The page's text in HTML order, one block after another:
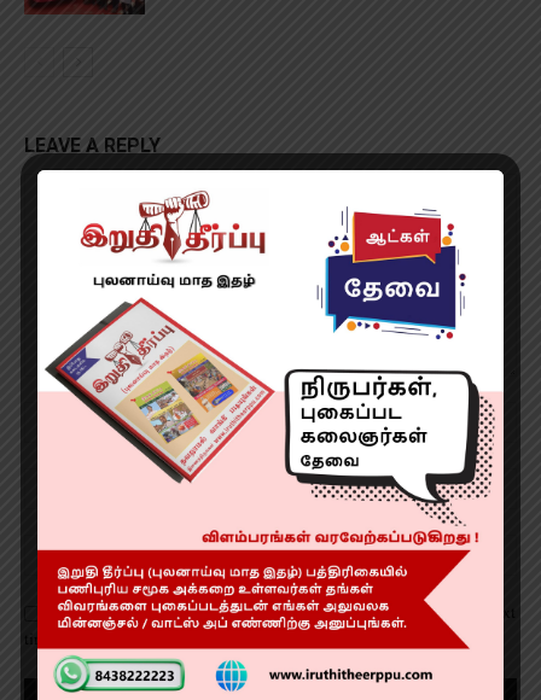
LEAVE A REPLY
Save my name, email, and website in this browser for the next